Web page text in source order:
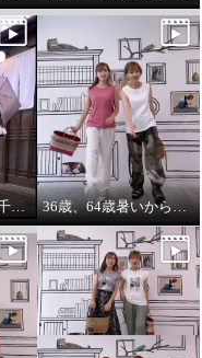
64歳、36歳雨の北千住迷路散歩 36歳、64歳暑いから ノースリーブ必須‼️暑いから腕は出す‼️